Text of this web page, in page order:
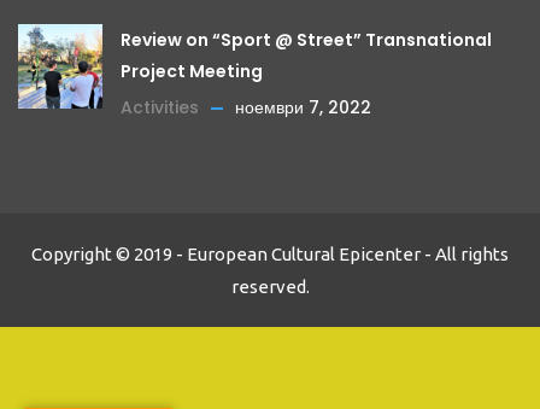
Review on “Sport @ Street” Transnational
Project Meeting
Activities
ноември 7, 2022
Copyright © 2019 - European Cultural Epicenter - All rights
reserved.